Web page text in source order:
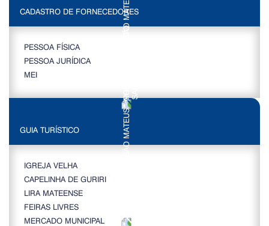
CADASTRO DE FORNECEDORES
PESSOA FÍSICA
PESSOA JURÍDICA
MEI
GUIA TURÍSTICO
IGREJA VELHA
CAPELINHA DE GURIRI
LIRA MATEENSE
FEIRAS LIVRES
MERCADO MUNICIPAL